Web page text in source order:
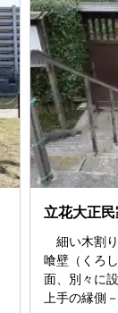
立花大正
細い木割
喰壁（くろ
面、別々に
上手の縁側